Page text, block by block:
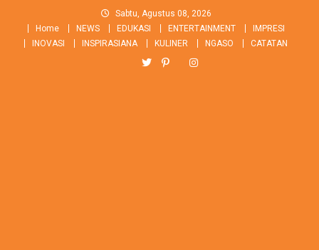
content
Sabtu, Agustus 08, 2026
Home
NEWS EDUKASI ENTERTAINMENT
IMPRESI
INOVASI
INSPIRASIANA KULINER NGASO CATATAN